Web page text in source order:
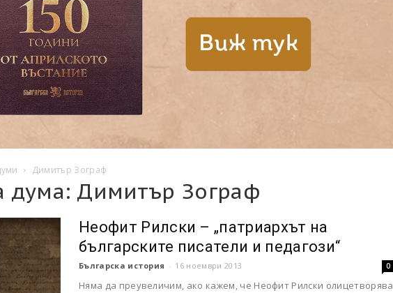
Димитър Зограф
дума: Димитър Зограф
Неофит Рилски – „патриархът на
българските писатели и педагози“
Българска история - 16 ноември 2013 0
Няма да преувеличим, ако кажем, че Неофит Рилски олицетворява